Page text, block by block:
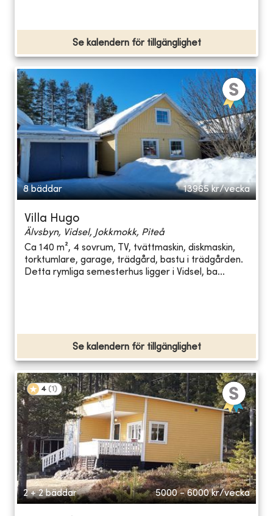
Se kalendern för tillgänglighet
8 bäddar 13965 kr/vecka
Villa Hugo
Älvsbyn, Vidsel, Jokkmokk, Piteå
Ca 140 m², 4 sovrum, TV, tvättmaskin, diskmaskin,
torktumlare, garage, trädgård, bastu i trädgården.
Detta rymliga semesterhus ligger i Vidsel, ba...
Se kalendern för tillgänglighet
4 (1 )
2 + 2 bäddar 5000 - 6000 kr/vecka